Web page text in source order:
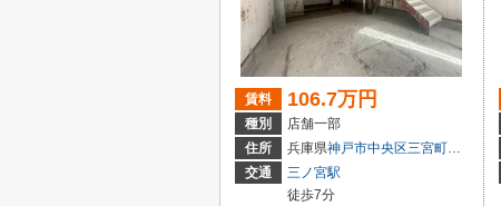
賃料 106.7万円
種別
店舗一部
住所
兵庫県神戸市中央区三宮町２丁目9-3
交通
三ノ宮駅
徒歩7分